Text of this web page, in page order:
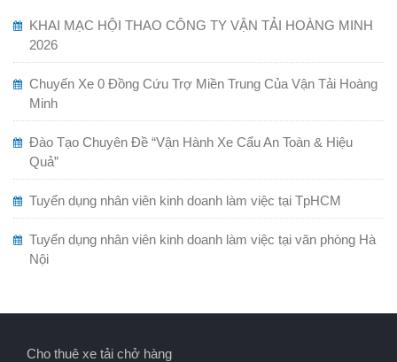
KHAI MẠC HỘI THAO CÔNG TY VẬN TẢI HOÀNG MINH
2026
Chuyến Xe 0 Đồng Cứu Trợ Miền Trung Của Vận Tải Hoàng
Minh
Đào Tạo Chuyên Đề “Vận Hành Xe Cẩu An Toàn & Hiệu
Quả”
Tuyển dụng nhân viên kinh doanh làm việc tại TpHCM
Tuyển dụng nhân viên kinh doanh làm việc tại văn phòng Hà
Nội
Cho thuê xe tải chở hàng